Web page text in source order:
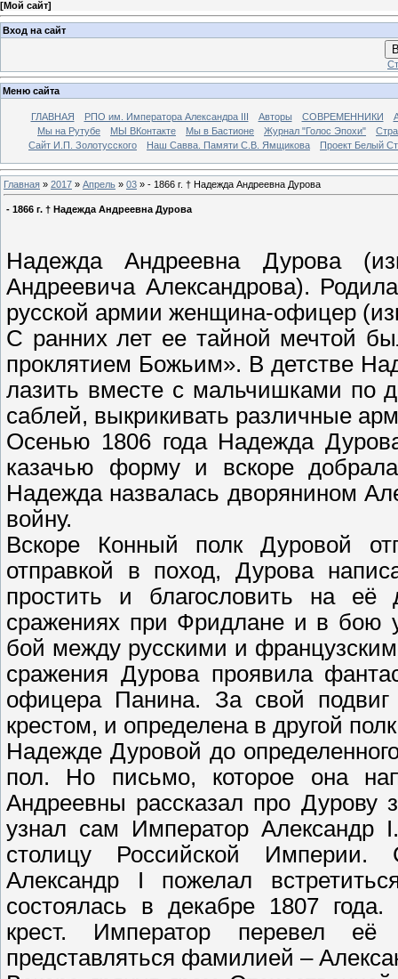
[Мой сайт]
Вход на сайт
Меню сайта
ГЛАВНАЯ РПО им. Императора Александра III Авторы СОВРЕМЕННИКИ
Мы на Рутубе
МЫ ВКонтакте Мы в Бастионе Журнал "Голос Эпохи"
Сайт И.П. Золотусского
Наш Савва. Памяти С.В. Ямщикова Проект Белый
Главная » 2017 » Апрель » 03 » - 1866 г. † Надежда Андреевна Дурова
- 1866 г. † Надежда Андреевна Дурова
Надежда Андреевна Дурова
Андреевича Александрова).
русской армии женщина-офицер
С ранних лет ее тайной мечтой
проклятием Божьим». В детстве
лазить вместе с мальчишками по
саблей, выкрикивать различные
Осенью 1806 года Надежда
казачью форму и вскоре
Надежда назвалась дворянином
войну.
Вскоре Конный полк Дуровой
отправкой в поход, Дурова
простить и благословить на
сражениях при Фридлане и в бою
бой между русскими и
сражения Дурова проявила
офицера Панина. За свой подвиг
крестом, и определена в другой
Надежде Дуровой до
пол. Но письмо, которое она
Андреевны рассказал про Дурову
узнал сам Император Александр
столицу Российской
Александр I пожелал
состоялась в декабре 1807
крест. Император перевел
представляться фамилией –